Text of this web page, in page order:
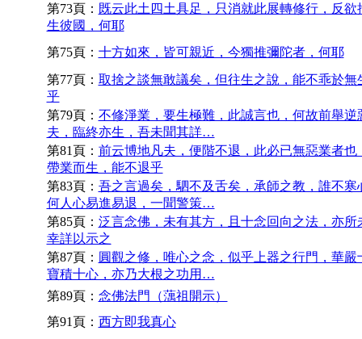
第73頁： 既云此土四土具足，只消就此展轉修行，反欲
生彼國，何耶
第75頁： 十方如來，皆可親近，今獨推彌陀者，何耶
第77頁： 取捨之談無敢議矣，但往生之說，能不乖於無
乎
第79頁： 不修淨業，要生極難，此誠言也，何故前舉逆
夫，臨終亦生，吾未聞其詳…
第81頁： 前云博地凡夫，便階不退，此必已無惡業者也
帶業而生，能不退乎
第83頁： 吾之言過矣，駟不及舌矣，承師之教，誰不寒
何人心易進易退，一聞警策…
第85頁： 泛言念佛，未有其方，且十念回向之法，亦所
幸詳以示之
第87頁： 圓觀之修，唯心之念，似乎上器之行門，華嚴
寶積十心，亦乃大根之功用…
第89頁： 念佛法門（蕅祖開示）
第91頁： 西方即我真心